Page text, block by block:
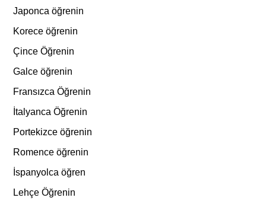
Japonca öğrenin
Korece öğrenin
Çince Öğrenin
Galce öğrenin
Fransızca Öğrenin
İtalyanca Öğrenin
Portekizce öğrenin
Romence öğrenin
İspanyolca öğren
Lehçe Öğrenin